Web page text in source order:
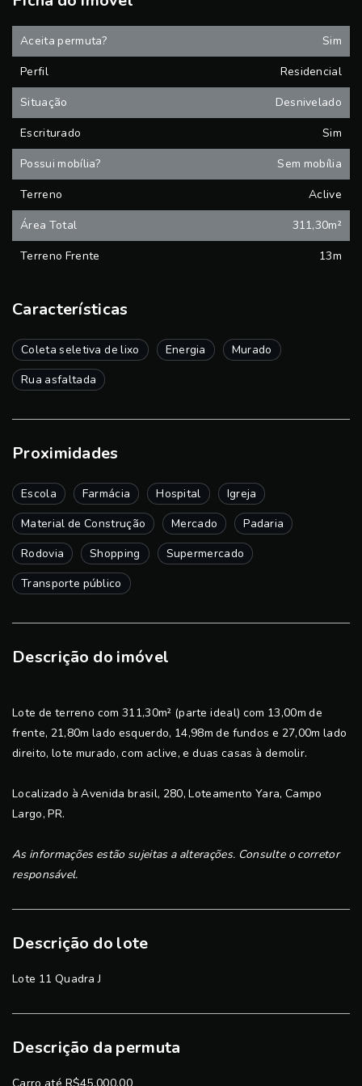
Características
Coleta seletiva de lixo Energia
Murado
Rua asfaltada
Proximidades
Escola Farmácia Hospital
Igreja
Material de Construção
Mercado
Padaria
Rodovia
Shopping
Supermercado
Transporte público
Descrição do imóvel
Lote de terreno com 311,30m² (parte ideal) com 13,00m de
frente, 21,80m lado esquerdo, 14,98m de fundos e 27,00m lado
direito, lote murado, com aclive, e duas casas à demolir.
Localizado à Avenida brasil, 280, Loteamento Yara, Campo
Largo, PR.
As informações estão sujeitas a alterações. Consulte o corretor
responsável.
Descrição do lote
Lote 11 Quadra J
Descrição da permuta
Aceita permuta?
Sim
Perfil
Residencial
Situação
Desnivelado
Escriturado
Sim
Possui mobília?
Sem mobília
Terreno
Aclive
Área Total
311,30m²
Terreno Frente
13m